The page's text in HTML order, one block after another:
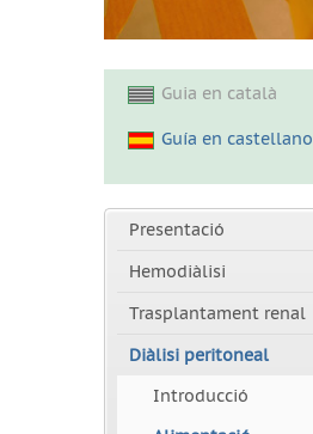
Guia en català
Guía en castellano
Presentació
Hemodiàlisi
Trasplantament renal
Diàlisi peritoneal
Introducció